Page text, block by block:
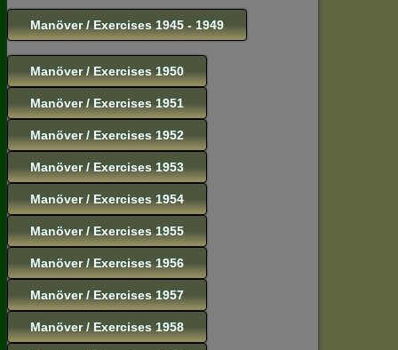
Manöver / Exercises 1945 - 1949
Manöver / Exercises 1950
Manöver / Exercises 1951
Manöver / Exercises 1952
Manöver / Exercises 1953
Manöver / Exercises 1954
Manöver / Exercises 1955
Manöver / Exercises 1956
Manöver / Exercises 1957
Manöver / Exercises 1958